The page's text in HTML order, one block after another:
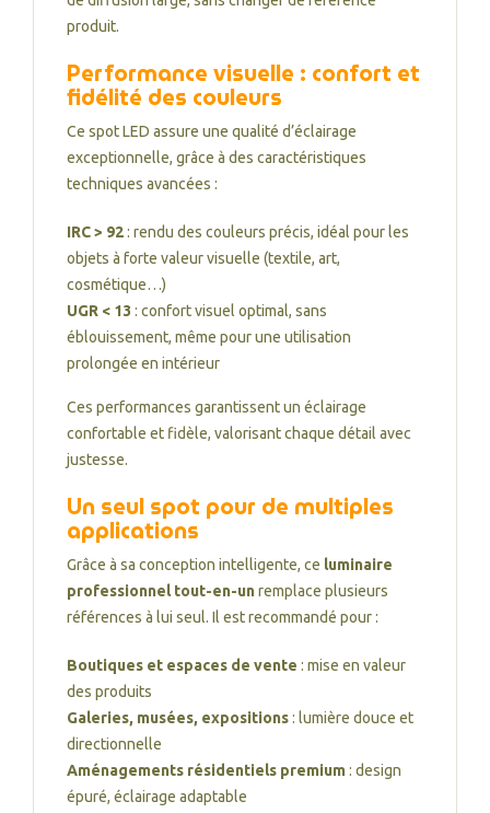
produit.
Performance visuelle : confort et
fidélité des couleurs
Ce spot LED assure une qualité d’éclairage
exceptionnelle, grâce à des caractéristiques
techniques avancées :
IRC > 92: rendu des couleurs précis, idéal pour les
objets à forte valeur visuelle (textile, art,
cosmétique…)
UGR < 13 : confort visuel optimal, sans
éblouissement, même pour une utilisation
prolongée en intérieur
Ces performances garantissent un éclairage
confortable et fidèle, valorisant chaque détail avec
justesse.
Un seul spot pour de multiples
applications
Grâce à sa conception intelligente, ce luminaire
professionnel tout-en-unremplace plusieurs
références à lui seul. Il est recommandé pour :
Boutiques et espaces de vente : mise en valeur
des produits
Galeries, musées, expositions: lumière douce et
directionnelle
Aménagements résidentiels premium: design
épuré, éclairage adaptable